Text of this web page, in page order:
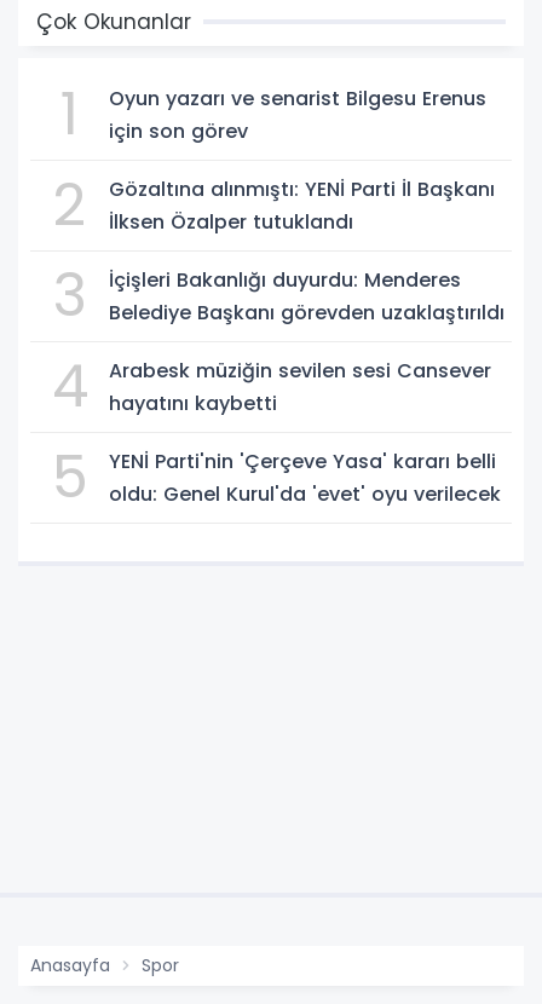
Çok Okunanlar
1
Oyun yazarı ve senarist Bilgesu Erenus
için son görev
2
Gözaltına alınmıştı: YENİ Parti İl Başkanı
İlksen Özalper tutuklandı
3
İçişleri Bakanlığı duyurdu: Menderes
Belediye Başkanı görevden uzaklaştırıldı
4
Arabesk müziğin sevilen sesi Cansever
hayatını kaybetti
5
YENİ Parti'nin 'Çerçeve Yasa' kararı belli
oldu: Genel Kurul'da 'evet' oyu verilecek
Anasayfa Spor